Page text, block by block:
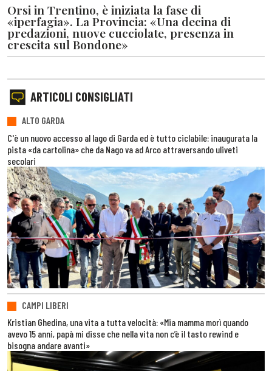
Orsi in Trentino, è iniziata la fase di
«iperfagia». La Provincia: «Una decina di
predazioni, nuove cucciolate, presenza in
crescita sul Bondone»
ARTICOLI CONSIGLIATI
ALTO GARDA
C'è un nuovo accesso al lago di Garda ed è tutto ciclabile: inaugurata la
pista «da cartolina» che da Nago va ad Arco attraversando uliveti
secolari
CAMPI LIBERI
Kristian Ghedina, una vita a tutta velocità: «Mia mamma morì quando
avevo 15 anni, papà mi disse che nella vita non c’è il tasto rewind e
bisogna andare avanti»